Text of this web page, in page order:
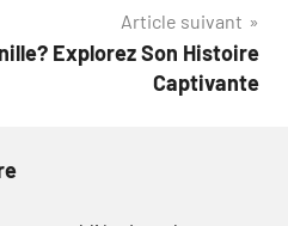
Article suivant
Explorez Son Histoire
Captivante